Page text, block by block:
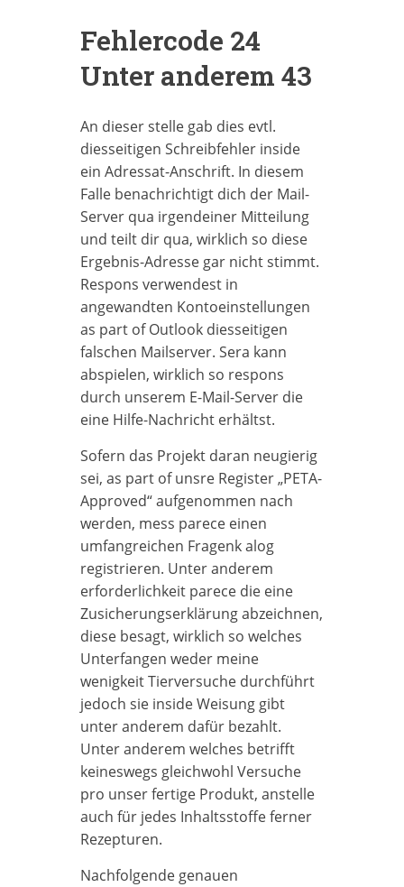
Fehlercode 24
Unter anderem 43
An dieser stelle gab dies evtl.
diesseitigen Schreibfehler inside
ein Adressat-Anschrift. In diesem
Falle benachrichtigt dich der Mail-
Server qua irgendeiner Mitteilung
und teilt dir qua, wirklich so diese
Ergebnis-Adresse gar nicht stimmt.
Respons verwendest in
angewandten Kontoeinstellungen
as part of Outlook diesseitigen
falschen Mailserver. Sera kann
abspielen, wirklich so respons
durch unserem E-Mail-Server die
eine Hilfe-Nachricht erhältst.
Sofern das Projekt daran neugierig
sei, as part of unsre Register „PETA-
Approved“ aufgenommen nach
werden, mess parece einen
umfangreichen Fragenk alog
registrieren. Unter anderem
erforderlichkeit parece die eine
Zusicherungserklärung abzeichnen,
diese besagt, wirklich so welches
Unterfangen weder meine
wenigkeit Tierversuche durchführt
jedoch sie inside Weisung gibt
unter anderem dafür bezahlt.
Unter anderem welches betrifft
keineswegs gleichwohl Versuche
pro unser fertige Produkt, anstelle
auch für jedes Inhaltsstoffe ferner
Rezepturen.
Nachfolgende genauen